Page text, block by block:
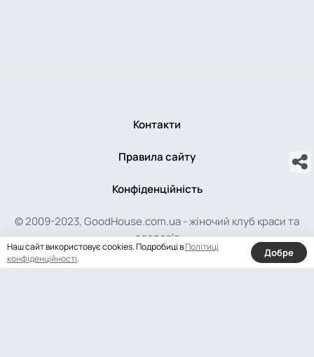
© 2009-2023, GoodHouse.com.ua - жіночий клуб краси та
здоров'я
Контакти
Правила сайту
Конфіденційність
Наш сайт використовує cookies. Подробиці вПолітиці
конфіденційності. Добре